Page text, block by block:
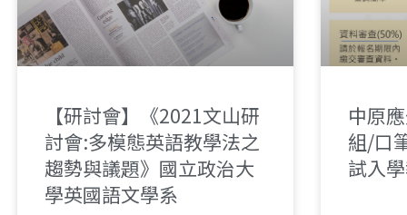
【研討會】《2021文山研
討會:多模態英語教學法之
趨勢與議題》國立政治大
學英國語文學系
中原
組/口
試入